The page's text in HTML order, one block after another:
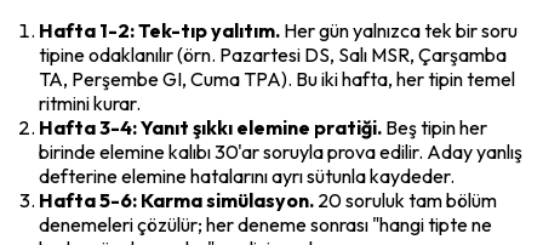
Hafta 1-2: Tek-tıp yalıtım. Her gün yalnızca tek bir soru
tipine odaklanılır (örn. Pazartesi DS, Salı MSR, Çarşamba
TA, Perşembe GI, Cuma TPA). Bu iki hafta, her tipin temel
ritmini kurar.
Hafta 3-4: Yanıt şıkkı elemine pratiği. Beş tipin her
birinde elemine kalıbı 30'ar soruyla prova edilir. Aday yanlış
defterine elemine hatalarını ayrı sütunla kaydeder.
Hafta 5-6: Karma simülasyon. 20 soruluk tam bölüm
denemeleri çözülür; her deneme sonrası "hangi tipte ne